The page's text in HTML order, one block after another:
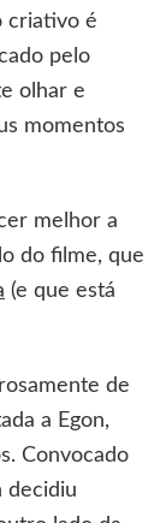
criativo é
pelo
olhar e
momentos
melhor a
do filme, que
(e que está
de
a Egon,
Convocado
decidiu